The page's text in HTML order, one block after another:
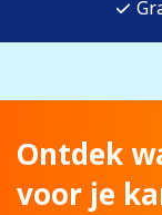
Ontdek
voor je